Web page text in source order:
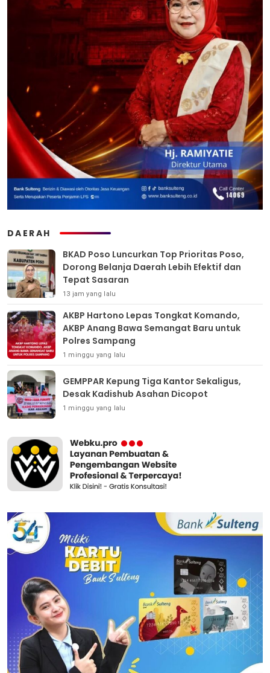
DAERAH
BKAD Poso Luncurkan Top Prioritas Poso,
Dorong Belanja Daerah Lebih Efektif dan
Tepat Sasaran
13 jam yang lalu
AKBP Hartono Lepas Tongkat Komando,
AKBP Anang Bawa Semangat Baru untuk
Polres Sampang
1 minggu yang lalu
GEMPPAR Kepung Tiga Kantor Sekaligus,
Desak Kadishub Asahan Dicopot
1 minggu yang lalu